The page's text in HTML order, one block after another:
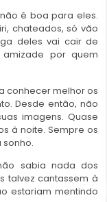
não é boa para eles.
chateados, só vão
deles vai cair de
por quem
conhecer melhor os
Desde então, não
imagens. Quase
à noite. Sempre os
sabia nada dos
talvez cantassem à
estariam mentindo